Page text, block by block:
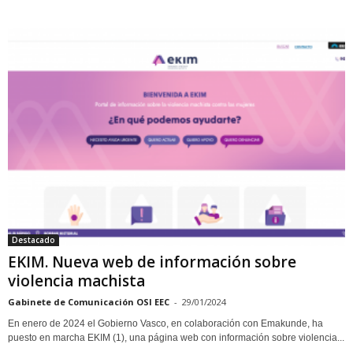
Destacado
EKIM. Nueva web de información sobre
violencia machista
Gabinete de Comunicación OSI EEC - 29/01/2024
En enero de 2024 el Gobierno Vasco, en colaboración con Emakunde, ha
puesto en marcha EKIM (1), una página web con información sobre violencia...